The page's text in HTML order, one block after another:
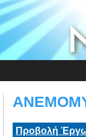
Προβολή